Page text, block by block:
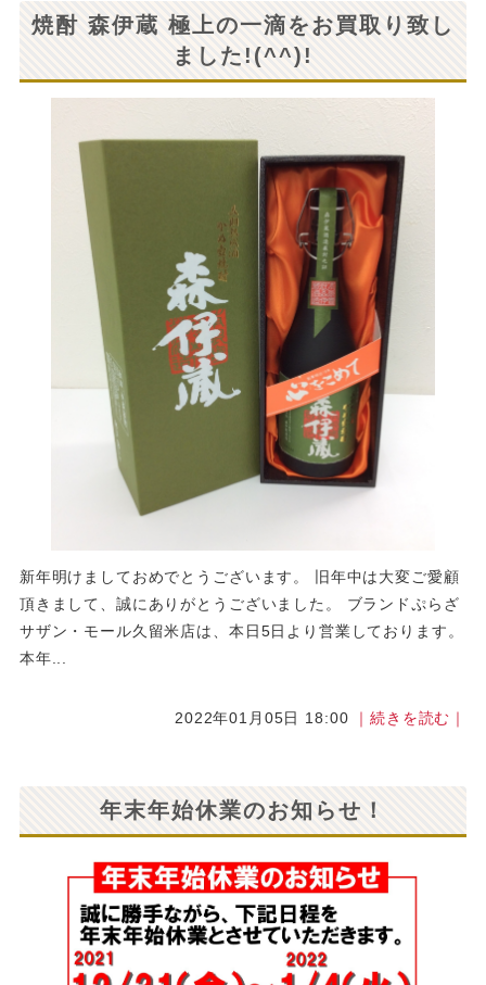
焼酎 森伊蔵 極上の一滴をお買取り致し
ました!(^^)!
新年明けましておめでとうございます。 旧年中は大変ご愛顧
頂きまして、誠にありがとうございました。 ブランドぷらざ
サザン・モール久留米店は、本日5日より営業しております。
本年...
2022年01月05日 18:00 ｜続きを読む｜
年末年始休業のお知らせ！